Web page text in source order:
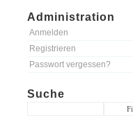
Administration
Anmelden
Registrieren
Passwort vergessen?
Suche